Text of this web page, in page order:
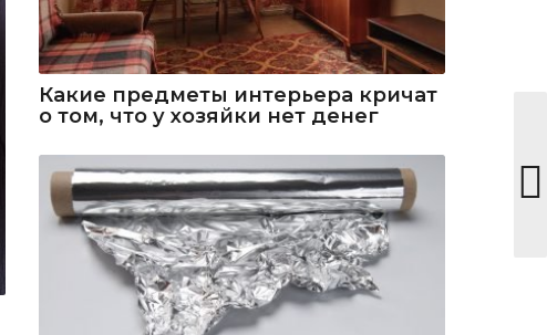
Какие предметы интерьера кричат
о том, что у хозяйки нет денег